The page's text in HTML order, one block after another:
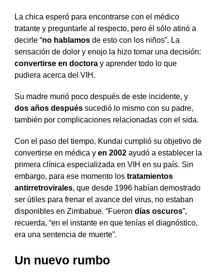
La chica esperó para encontrarse con el médico
tratante y preguntarle al respecto, pero él sólo atinó a
decirle “no hablamos de esto con los niños”. La
sensación de dolor y enojo la hizo tomar una decisión:
convertirse en doctora y aprender todo lo que
pudiera acerca del VIH.
Su madre murió poco después de este incidente, y
dos años después sucedió lo mismo con su padre,
también por complicaciones relacionadas con el sida.
Con el paso del tiempo, Kundai cumplió su objetivo de
convertirse en médica y en 2002 ayudó a establecer la
primera clínica especializada en VIH en su país. Sin
embargo, para ese momento los tratamientos
antirretrovirales, que desde 1996 habían demostrado
ser útiles para frenar el avance del virus, no estaban
disponibles en Zimbabue. “Fueron días oscuros”,
recuerda, “en el instante en que tenías el diagnóstico,
era una sentencia de muerte”.
Un nuevo rumbo